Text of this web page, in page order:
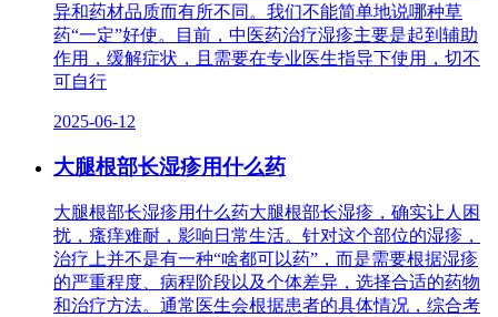
异和药材品质而有所不同。我们不能简单地说哪种草
药“一定”好使。目前，中医药治疗湿疹主要是起到辅助
作用，缓解症状，且需要在专业医生指导下使用，切不
可自行
2025-06-12
大腿根部长湿疹用什么药
大腿根部长湿疹用什么药大腿根部长湿疹，确实让人困
扰，瘙痒难耐，影响日常生活。针对这个部位的湿疹，
治疗上并不是有一种“啥都可以药”，而是需要根据湿疹
的严重程度、病程阶段以及个体差异，选择合适的药物
和治疗方法。通常医生会根据患者的具体情况，综合考